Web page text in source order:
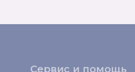
Сервис и помощь